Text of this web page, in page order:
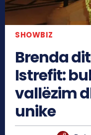
SHOWBIZ
Brenda
Istrefit:
vallëzim
unike